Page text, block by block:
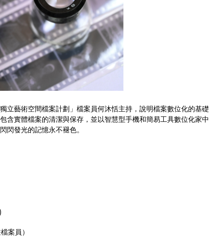
立藝術空間檔案計劃」檔案員何沐恬主持，說明檔案數位化的基礎
含實體檔案的清潔與保存，並以智慧型手機和簡易工具數位化家中
閃發光的記憶永不褪色。
案員）